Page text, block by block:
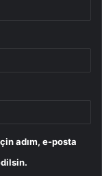
adım, e-posta